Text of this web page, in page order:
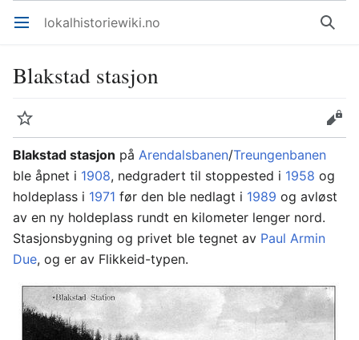
Åpne hovedmenyen lokalhistoriewiki.no Søk
Blakstad stasjon
Overvåk
Rediger
Blakstad stasjon på Arendalsbanen/Treungenbanen
ble åpnet i 1908, nedgradert til stoppested i 1958 og
holdeplass i 1971 før den ble nedlagt i 1989 og avløst
av en ny holdeplass rundt en kilometer lenger nord.
Stasjonsbygning og privet ble tegnet av Paul Armin
Due, og er av Flikkeid-typen.